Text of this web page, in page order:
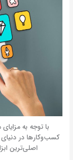
با توجه به
کسب‌و‌کارها در
اصلی‌ترین